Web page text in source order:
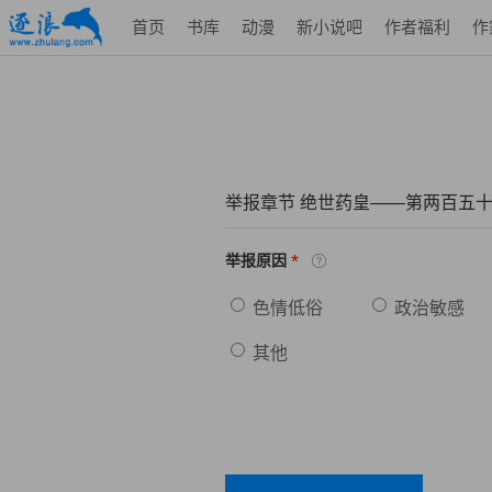
首页 书库 动漫 新小说吧 作者福利 作
举报章节 绝世药皇——第两百五
举报原因 *
色情低俗 政治敏感
其他